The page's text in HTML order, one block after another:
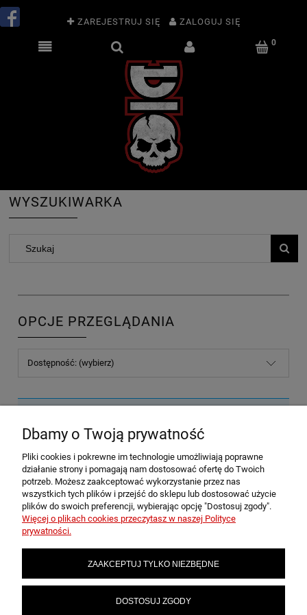
ZAREJESTRUJ SIĘ ZALOGUJ SIĘ
WYSZUKIWARKA
OPCJE PRZEGLĄDANIA
Dostępność: (wybierz)
POMOC
MOJE KONTO
INFORMACJE
Dbamy o Twoją prywatność
Pliki cookies i pokrewne im technologie umożliwiają poprawne
działanie strony i pomagają nam dostosować ofertę do Twoich
potrzeb. Możesz zaakceptować wykorzystanie przez nas
wszystkich tych plików i przejść do sklepu lub dostosować użycie
plików do swoich preferencji, wybierając opcję "Dostosuj zgody".
Więcej o plikach cookies przeczytasz w naszej Polityce
prywatności.
ZAAKCEPTUJ TYLKO NIEZBĘDNE
DOSTOSUJ ZGODY